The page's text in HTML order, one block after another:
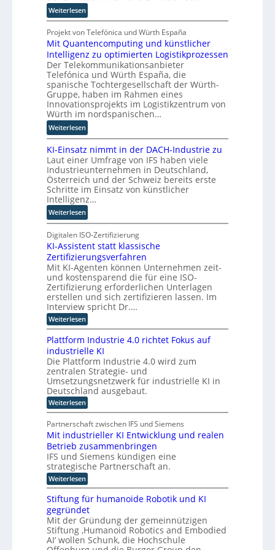
o
u
e
r
-
H
e
r
s
t
e
l
l
e
r
n
s
i
e
r
u
n
g
s
l
ö
s
u
n
g
e
n
e
h
a
u
s
w
i
r
d
n
e
u
r
W
a
g
o
-
C
E
O
Weiterlesen:
E
i
n
3
D
-
Z
w
i
l
l
i
n
g
f
ü
r
T
a
t
r
t
e
Projekt von Telefónica und Würth España
Mit Quantencomputing und künstlicher
Intelligenz zu optimierten Logistikprozessen
Der Telekommunikationsanbieter
Telefónica und Würth España, die
spanische Tochtergesellschaft der Würth-
Gruppe, haben im Rahmen eines
Innovationsprojekts im Logistikzentrum von
Würth im nordspanischen…
Weiterlesen:
M
i
t
Q
u
a
n
t
e
n
c
o
m
p
u
i
n
g
u
n
d
k
ü
n
s
t
l
i
c
h
e
r
I
n
t
e
l
KI-Einsatz nimmt in der DACH-Industrie zu
Laut einer Umfrage von IFS haben viele
Industrieunternehmen in Deutschland,
Österreich und der Schweiz bereits erste
Schritte im Einsatz von künstlicher
Intelligenz…
Weiterlesen:
K
I
-
E
i
n
s
a
t
z
m
m
t
i
n
d
e
r
D
A
C
H
-
I
n
d
u
s
Digitalen ISO-Zertifizierung
KI-Assistent statt klassische
Zertifizierungsverfahren
Mit KI-Agenten können Unternehmen zeit-
und kostensparend die für eine ISO-
Zertifizierung erforderlichen Unterlagen
erstellen und sich zertifizieren lassen. Im
Interview spricht Dr.…
Weiterlesen:
K
A
s
s
i
s
t
e
n
t
t
a
t
t
k
l
a
s
s
i
s
c
h
Plattform Industrie 4.0 richtet Fokus auf
industrielle KI
Die Plattform Industrie 4.0 wird zum
zentralen Strategie- und
Umsetzungsnetzwerk für industrielle KI in
Deutschland ausgebaut.
Weiterlesen:
P
a
t
t
f
o
r
m
I
n
d
u
s
t
i
Partnerschaft zwischen IFS und Siemens
Mit industrieller KI Entwicklung und realen
Betrieb zusammenbringen
IFS und Siemens kündigen eine
strategische Partnerschaft an.
Weiterlesen:
M
i
t
i
n
d
u
s
Stiftung für humanoide Robotik und KI
gegründet
Mit der Gründung der gemeinnützigen
Stiftung ‚Humanoid Robotics and Embodied
AI‘ wollen Schunk, die Hochschule